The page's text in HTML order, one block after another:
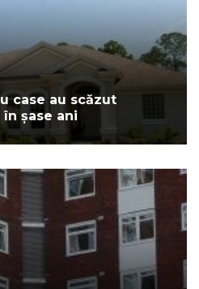
case au scăzut
șase ani